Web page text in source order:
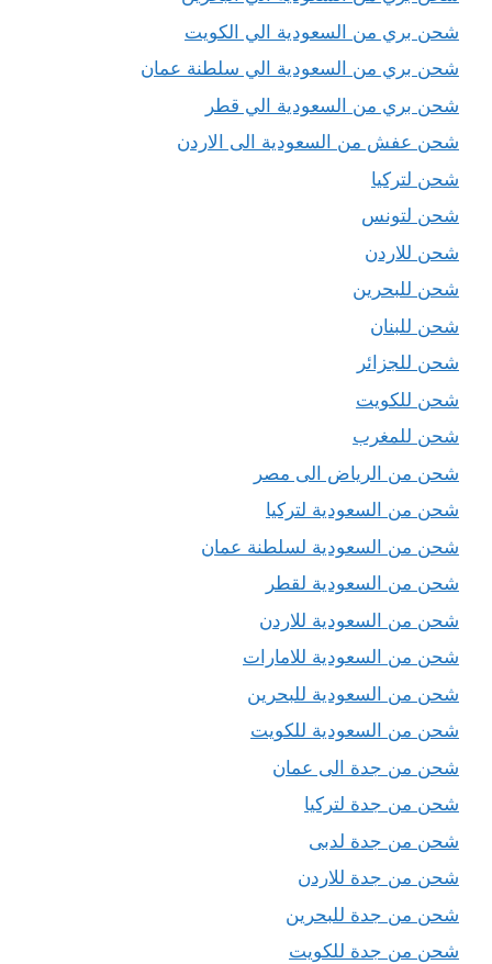
شحن بري من السعودية الي الكويت
شحن بري من السعودية الي سلطنة عمان
شحن بري من السعودية الي قطر
شحن عفش من السعودية الى الاردن
شحن لتركيا
شحن لتونس
شحن للاردن
شحن للبحرين
شحن للبنان
شحن للجزائر
شحن للكويت
شحن للمغرب
شحن من الرياض الى مصر
شحن من السعودية لتركيا
شحن من السعودية لسلطنة عمان
شحن من السعودية لقطر
شحن من السعودية للاردن
شحن من السعودية للامارات
شحن من السعودية للبحرين
شحن من السعودية للكويت
شحن من جدة الى عمان
شحن من جدة لتركيا
شحن من جدة لدبى
شحن من جدة للاردن
شحن من جدة للبحرين
شحن من جدة للكويت